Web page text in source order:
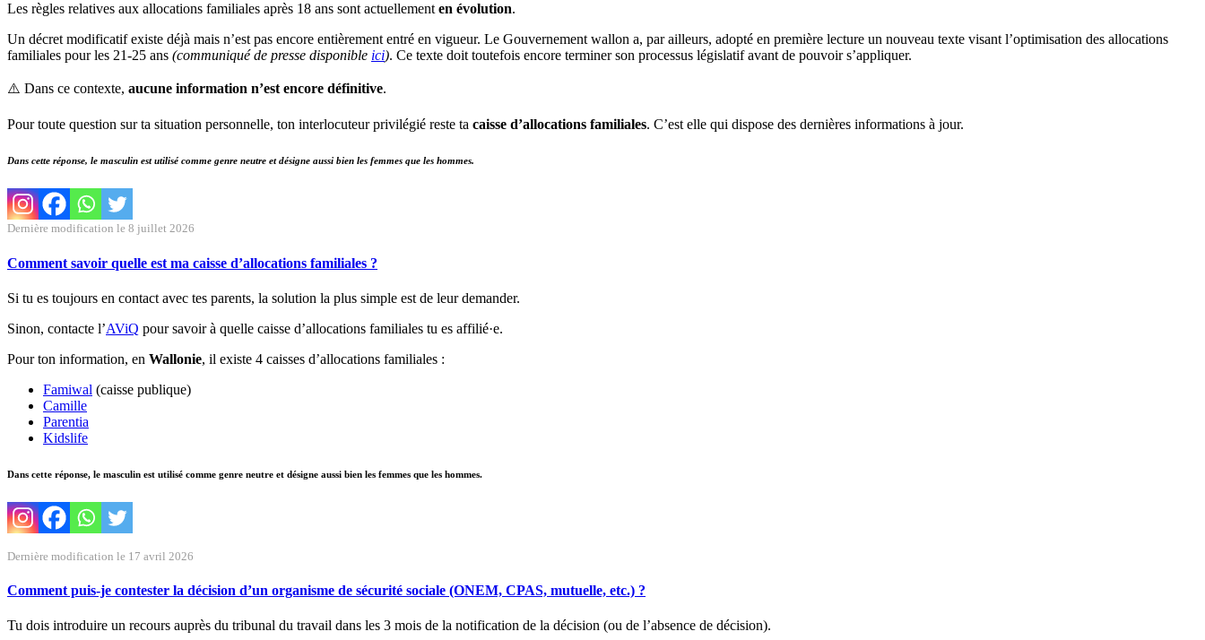
Les règles relatives aux allocations familiales après 18 ans sont actuellementen évolution.
Un décret modificatif existe déjà mais n’est pas encore entièrement entré en vigueur. Le Gouvernement wallon a, par ailleurs, adopté en première lecture un nouveau texte visant l’optimisation des allocations
familiales pour les 21-25 ans (communiqué de presse disponible ici). Ce texte doit toutefois encore terminer son processus législatif avant de pouvoir s’appliquer.
⚠️ Dans ce contexte, aucune information n’est encore définitive.
Pour toute question sur ta situation personnelle, ton interlocuteur privilégié reste ta caisse d’allocations familiales. C’est elle qui dispose des dernières informations à jour.
Dans cette réponse, le masculin est utilisé comme genre neutre et désigne aussi bien les femmes que les hommes.
Dernière modification le 8 juillet 2026
Comment savoir quelle est ma caisse d’allocations familiales ?
Si tu es toujours en contact avec tes parents, la solution la plus simple est de leur demander.
Sinon, contacte l’AViQ pour savoir à quelle caisse d’allocations familiales tu es affilié·e.
Pour ton information, en Wallonie, il existe 4 caisses d’allocations familiales :
Famiwal (caisse publique)
Camille
Parentia
Kidslife
Dans cette réponse, le masculin est utilisé comme genre neutre et désigne aussi bien les femmes que les hommes.
Dernière modification le 17 avril 2026
Comment puis-je contester la décision d’un organisme de sécurité sociale (ONEM, CPAS, mutuelle, etc.) ?
Tu dois introduire un recours auprès du tribunal du travail dans les 3 mois de la notification de la décision (ou de l’absence de décision).